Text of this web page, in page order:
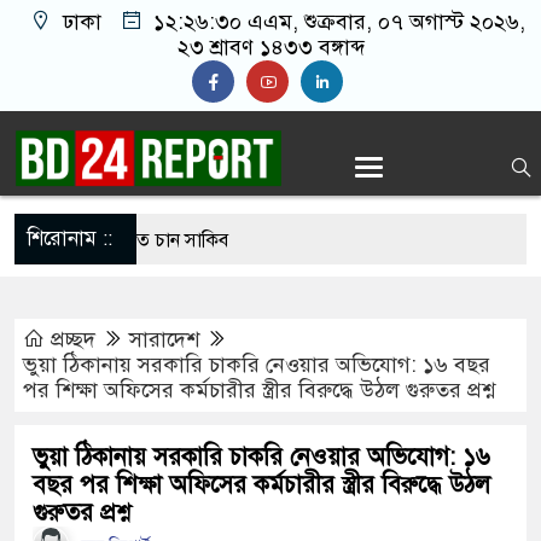
ঢাকা ১২:২৬:৩১ এএম, শুক্রবার, ০৭ অগাস্ট ২০২৬,
২৩ শ্রাবণ ১৪৩৩ বঙ্গাব্দ
শিরোনাম ::
দেশে ফিরতে চান সাকিব
মার্কিন ঘাঁটিতে নিখুঁত হামলা চালান ইরানি
১০০ পরিবারকে নতুন ঘর দেবেন প্রধানমন্ত্রী
প্রচ্ছদ
সারাদেশ
ভুয়া ঠিকানায় সরকারি চাকরি নেওয়ার অভিযোগ: ১৬ বছর
পর শিক্ষা অফিসের কর্মচারীর স্ত্রীর বিরুদ্ধে উঠল গুরুতর প্রশ্ন
ভুয়া ঠিকানায় সরকারি চাকরি নেওয়ার অভিযোগ: ১৬
বছর পর শিক্ষা অফিসের কর্মচারীর স্ত্রীর বিরুদ্ধে উঠল
গুরুতর প্রশ্ন